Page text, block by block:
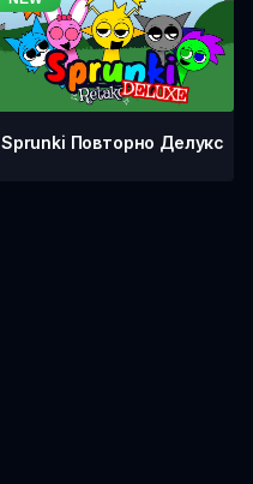
Sprunki Повторно Делукс